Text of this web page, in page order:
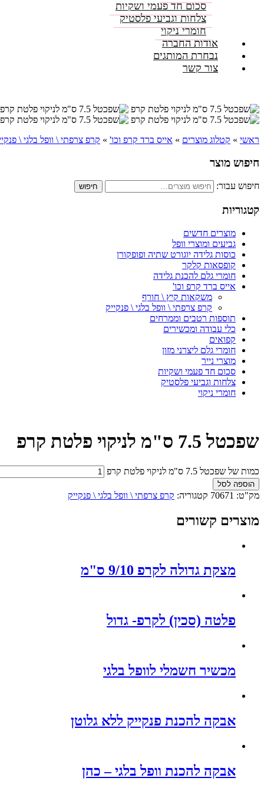
סכום חד פעמי ושקיות
צלחות וגביעי פלסטיק
חומרי ניקוי
אודות החברה
נבחרת המותגים
צור קשר
ראשי » קטלוג מוצרים » אייס ברד קרפ וכו' » קרפ צרפתי \ וופל בלגי \
חיפוש מוצר
חיפוש עבור: חיפוש
קטגוריות
מוצרים חדשים
גביעים ומוצרי וופל
כוסות גלידה יוגורט שתיה ופופקורן
קופסאות קלקר
חומרי גלם להכנת גלידה
אייס ברד קרפ וכו'
משקאות קיץ \ חורף
קרפ צרפתי \ וופל בלגי \ פנקייק
תוספות רטבים וממרחים
כלי עבודה ומכשירים
קפואים
חומרי גלם ליצרני מזון
מוצרי נייר
סכום חד פעמי ושקיות
צלחות וגביעי פלסטיק
חומרי ניקוי
שפכטל 7.5 ס"מ לניקוי פלטת קרפ
כמות של שפכטל 7.5 ס"מ לניקוי פלטת קרפ
הוספה לסל
מק"ט: 70671 קטגוריה: קרפ צרפתי \ וופל בלגי \ פנקייק
מוצרים קשורים
מצקת גדולה לקרפ 9/10 ס"מ
פלטה (סכין) לקרפ- גדול
מכשיר חשמלי לוופל בלגי
אבקה להכנת פנקייק ללא גלוטן
אבקה להכנת וופל בלגי – כהן